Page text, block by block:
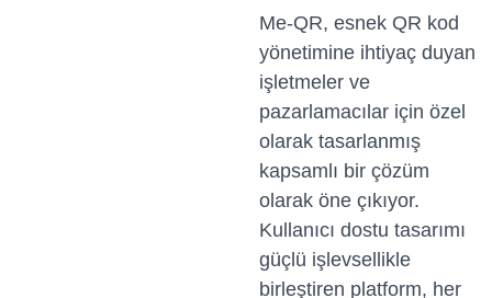
Me-QR, esnek QR kod
yönetimine ihtiyaç duyan
işletmeler ve
pazarlamacılar için özel
olarak tasarlanmış
kapsamlı bir çözüm
olarak öne çıkıyor.
Kullanıcı dostu tasarımı
güçlü işlevsellikle
birleştiren platform, her